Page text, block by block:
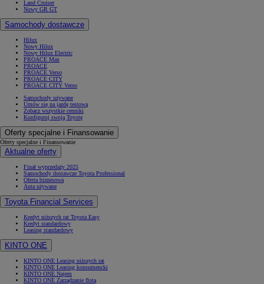
Land Cruiser
Nowy GR GT
Samochody dostawcze
Hilux
Nowy Hilux
Nowy Hilux Electric
PROACE Max
PROACE
PROACE Verso
PROACE CITY
PROACE CITY Verso
Samochody używane
Umów się na jazdę testową
Zobacz wszystkie cenniki
Konfiguruj swoją Toyotę
Oferty specjalne i Finansowanie
Oferty specjalne i Finansowanie
Aktualne oferty
Finał wyprzedaży 2025
Samochody dostawcze Toyota Professional
Oferta biznesowa
Auta używane
Toyota Financial Services
Kredyt niższych rat Toyota Easy
Kredyt standardowy
Leasing standardowy
KINTO ONE
KINTO ONE Leasing niższych rat
KINTO ONE Leasing konsumencki
KINTO ONE Najem
KINTO ONE Zarządzanie flotą